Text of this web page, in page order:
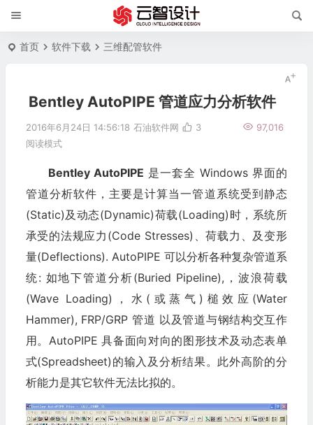
首页 软件下载 三维配管软件
Bentley AutoPIPE 管道应力分析软件
2016年6月24日 14:56:18 石油软件网 97,016
3
阅读模式
Bentley AutoPIPE 是一套全 Windows 界面的
管道分析软件，主要是计算当一管道系统受到静态
(Static)及动态(Dynamic)荷载(Loading)时，系统所
承受的法规应力(Code Stresses)、荷载力、及变形
量(Deflections). AutoPIPE 可以分析各种复杂管道系
统: 如地下管道分析(Buried Pipeline),，波浪荷载
(Wave Loading)，水(或蒸气)槌效应(Water
Hammer), FRP/GRP 管道 以及管道与钢结构交互作
用。AutoPIPE 具备面向对向的图形技术及动态表单
式(Spreadsheet)的输入及分析结果。此外高阶的分
析能力是其它软件无法比拟的。